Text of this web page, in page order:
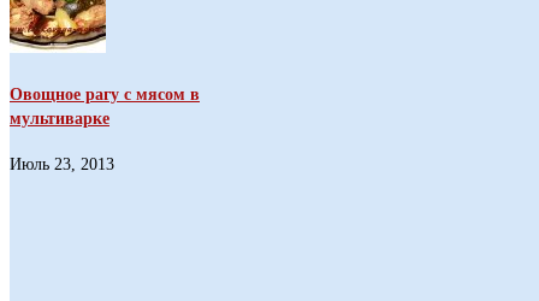
Овощное рагу с мясом в
мультиварке
Июль 23, 2013